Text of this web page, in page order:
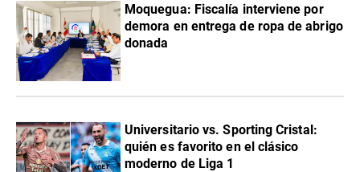
Moquegua: Fiscalía interviene por
demora en entrega de ropa de abrigo
donada
Universitario vs. Sporting Cristal:
quién es favorito en el clásico
moderno de Liga 1